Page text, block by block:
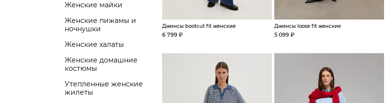
Женские майки
Женские пижамы и
ночнушки
Женские халаты
Женские домашние
костюмы
Утепленные женские
жилеты
Джинсы bootcut fit женские
6 799 ₽
Джинсы loose fit женские
5 099 ₽